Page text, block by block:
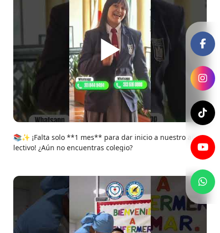
▶
📚✨ ¡Falta solo **1 mes** para dar inicio a nuestro año
lectivo! ¿Aún no encuentras colegio?